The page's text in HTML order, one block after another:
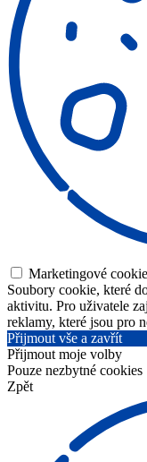
Marketingové
Soubory cookie, které
aktivitu. Pro uživatele
reklamy, které jsou pro
Přijmout vše a zavřít
Přijmout moje volby
Pouze nezbytné cookies
Zpět